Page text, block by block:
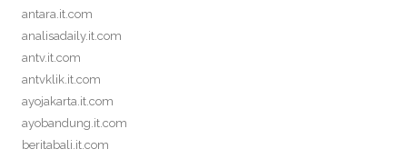
antara.it.com
analisadaily.it.com
antv.it.com
antvklik.it.com
ayojakarta.it.com
ayobandung.it.com
beritabali.it.com